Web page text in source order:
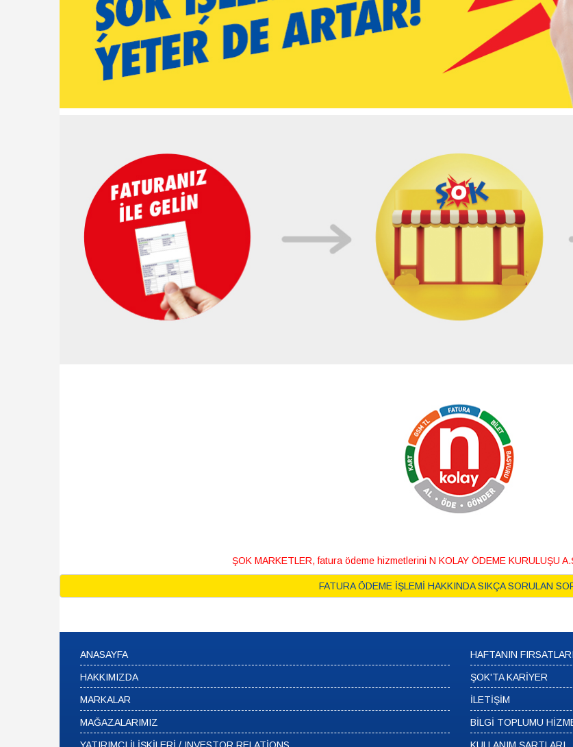
ŞOK MARKETLER, fatura ödeme hizmetlerini N KOLAY ÖDEME KURULUŞU
FATURA ÖDEME İŞLEMİ HAKKINDA SIKÇA SORULAN
ANASAYFA
HAKKIMIZDA
MARKALAR
MAĞAZALARIMIZ
YATIRIMCI İLİŞKİLERİ / INVESTOR RELATİONS
HAFTANIN FIRSATLARI
ŞOK'TA KARİYER
İLETİŞİM
BİLGİ TOPLUMU
KULLANIM ŞARTLARI